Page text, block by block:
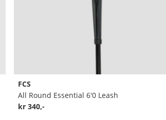
FCS
All Round Essential 6'0 Leash
kr 340,-